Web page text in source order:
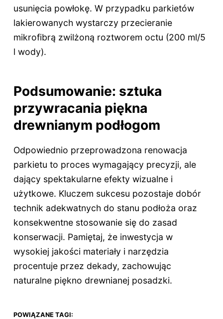
usunięcia powłokę. W przypadku parkietów
lakierowanych wystarczy przecieranie
mikrofibrą zwilżoną roztworem octu (200 ml/5
l wody).
Podsumowanie: sztuka
przywracania piękna
drewnianym podłogom
Odpowiednio przeprowadzona renowacja
parkietu to proces wymagający precyzji, ale
dający spektakularne efekty wizualne i
użytkowe. Kluczem sukcesu pozostaje dobór
technik adekwatnych do stanu podłoża oraz
konsekwentne stosowanie się do zasad
konserwacji. Pamiętaj, że inwestycja w
wysokiej jakości materiały i narzędzia
procentuje przez dekady, zachowując
naturalne piękno drewnianej posadzki.
POWIĄZANE TAGI: